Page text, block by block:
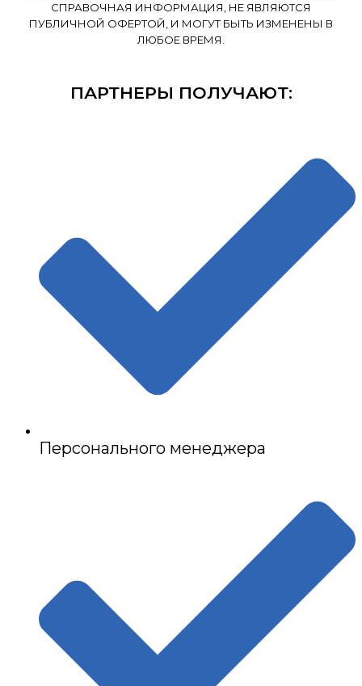
СПРАВОЧНАЯ ИНФОРМАЦИЯ, НЕ ЯВЛЯЮТСЯ
ПУБЛИЧНОЙ ОФЕРТОЙ, И МОГУТ БЫТЬ ИЗМЕНЕНЫ В
ЛЮБОЕ ВРЕМЯ.
ПАРТНЕРЫ ПОЛУЧАЮТ:
Персонального менеджера